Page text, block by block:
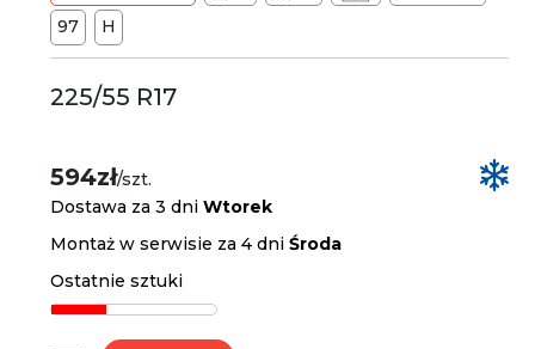
97
H
225/55 R17
594zł/szt.
Dostawa za 3 dniWtorek
Montaż w serwisie za 4 dniŚroda
Ostatnie sztuki